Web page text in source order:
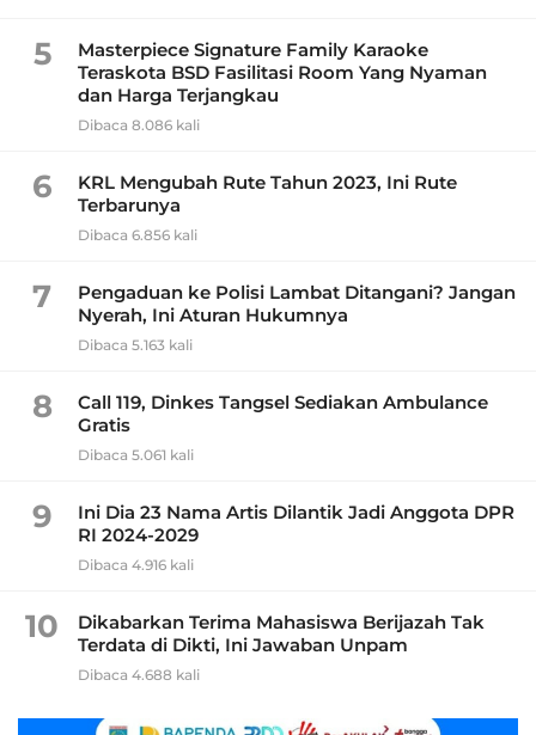
5
Masterpiece Signature Family Karaoke
Teraskota BSD Fasilitasi Room Yang Nyaman
dan Harga Terjangkau
Dibaca 8.086 kali
6
KRL Mengubah Rute Tahun 2023, Ini Rute
Terbarunya
Dibaca 6.856 kali
7
Pengaduan ke Polisi Lambat Ditangani? Jangan
Nyerah, Ini Aturan Hukumnya
Dibaca 5.163 kali
8
Call 119, Dinkes Tangsel Sediakan Ambulance
Gratis
Dibaca 5.061 kali
9
Ini Dia 23 Nama Artis Dilantik Jadi Anggota DPR
RI 2024-2029
Dibaca 4.916 kali
10
Dikabarkan Terima Mahasiswa Berijazah Tak
Terdata di Dikti, Ini Jawaban Unpam
Dibaca 4.688 kali